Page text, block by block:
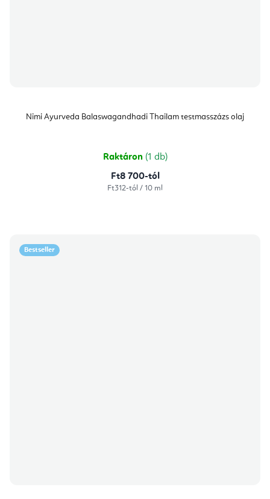
Nimi Ayurveda Balaswagandhadi Thailam testmasszázs olaj
Raktáron (1 db)
Ft8 700-tól
Egységár:
Ft312-tól / 10 ml
Bestseller